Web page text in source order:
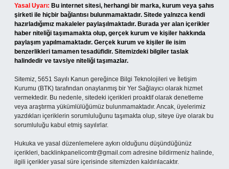
Yasal Uyarı: Bu internet sitesi, herhangi bir marka, kurum veya şahıs
şirketi ile hiçbir bağlantısı bulunmamaktadır. Sitede yalnızca kendi
hazırladığımız makaleler paylaşılmaktadır. Burada yer alan içerikler
haber niteliği taşımamakta olup, gerçek kurum ve kişiler hakkında
paylaşım yapılmamaktadır. Gerçek kurum ve kişiler ile isim
benzerlikleri tamamen tesadüfidir. Sitemizdeki bilgiler taslak
halindedir ve tavsiye niteliği taşımazlar.
Sitemiz, 5651 Sayılı Kanun gereğince Bilgi Teknolojileri ve İletişim
Kurumu (BTK) tarafından onaylanmış bir Yer Sağlayıcı olarak hizmet
vermektedir. Bu nedenle, sitedeki içerikleri proaktif olarak denetleme
veya araştırma yükümlülüğümüz bulunmamaktadır. Ancak, üyelerimiz
yazdıkları içeriklerin sorumluluğunu taşımakta olup, siteye üye olarak bu
sorumluluğu kabul etmiş sayılırlar.
Hukuka ve yasal düzenlemelere aykırı olduğunu düşündüğünüz
içerikleri, backlinkpanelicomtr@gmail.com adresine bildirmeniz halinde,
ilgili içerikler yasal süre içerisinde sitemizden kaldırılacaktır.